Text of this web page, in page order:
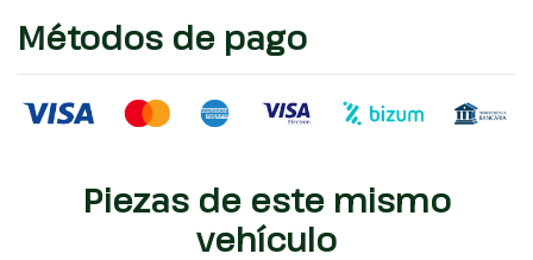
Métodos de pago
Piezas de este mismo
vehículo